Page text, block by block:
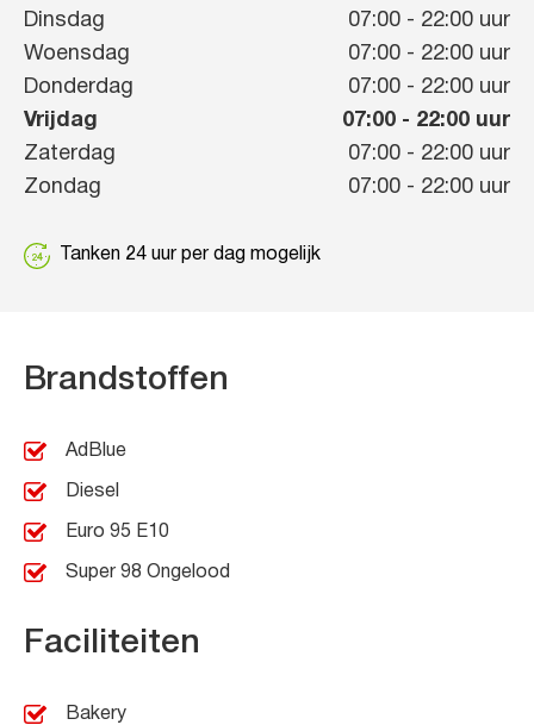
Dinsdag
07:00 - 22:00 uur
Woensdag
07:00 - 22:00 uur
Donderdag
07:00 - 22:00 uur
Vrijdag
07:00 - 22:00 uur
Zaterdag
07:00 - 22:00 uur
Zondag
07:00 - 22:00 uur
Tanken 24 uur per dag mogelijk
Brandstoffen
AdBlue
Diesel
Euro 95 E10
Super 98 Ongelood
Faciliteiten
Bakery